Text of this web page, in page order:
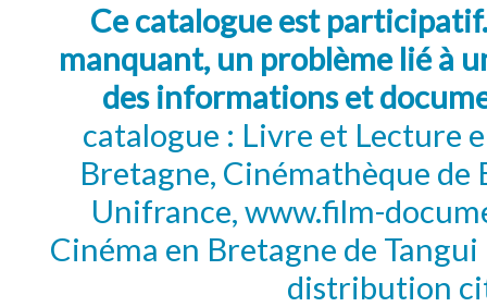
Ce catalogue est
manquant, un problème lié à
des informations et
catalogue : Livre et Lecture
Bretagne, Cinémathèque de
Unifrance, www.film-
Cinéma en Bretagne de
distribution